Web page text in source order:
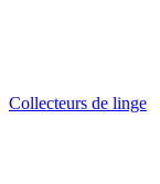
Collecteurs de linge